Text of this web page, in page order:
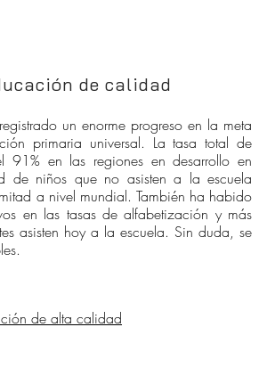
de calidad
un enorme progreso en la meta
primaria universal. La tasa total de
91% en las regiones en desarrollo en
niños que no asisten a la escuela
a nivel mundial. También ha habido
en las tasas de alfabetización y más
asisten hoy a la escuela. Sin duda, se
de alta calidad